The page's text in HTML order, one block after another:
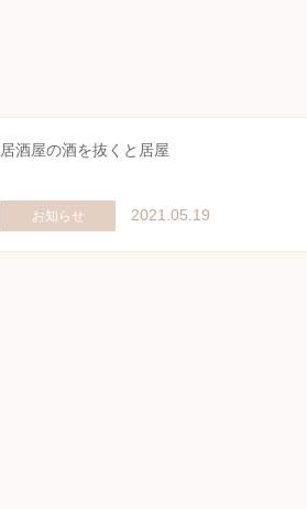
居酒屋の酒を抜くと居屋
お知らせ 2021.05.19